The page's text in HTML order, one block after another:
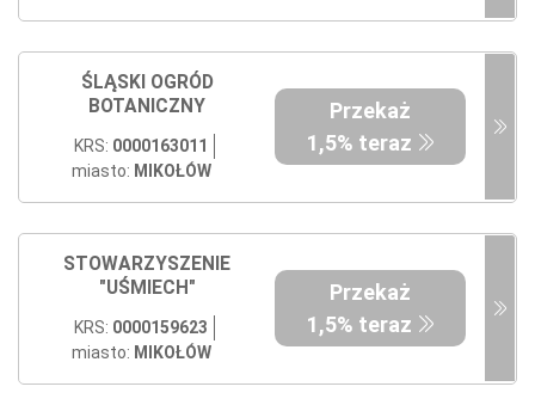
ŚLĄSKI OGRÓD
BOTANICZNY
KRS: 0000163011
miasto: MIKOŁÓW
Przekaż
1,5% teraz
STOWARZYSZENIE
"UŚMIECH"
KRS: 0000159623
miasto: MIKOŁÓW
Przekaż
1,5% teraz